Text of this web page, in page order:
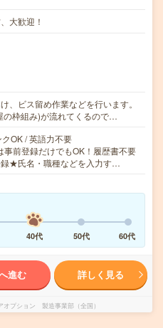
大歓迎！
、ビス留め作業などを行います。
の枠組み)が流れてくるので…
OK / 英語力不要
前登録だけでもOK！履歴書不要
★氏名・職種などを入力す…
40代 50代 60代
進む 詳しく見る
オプション 製造事業部（全国）